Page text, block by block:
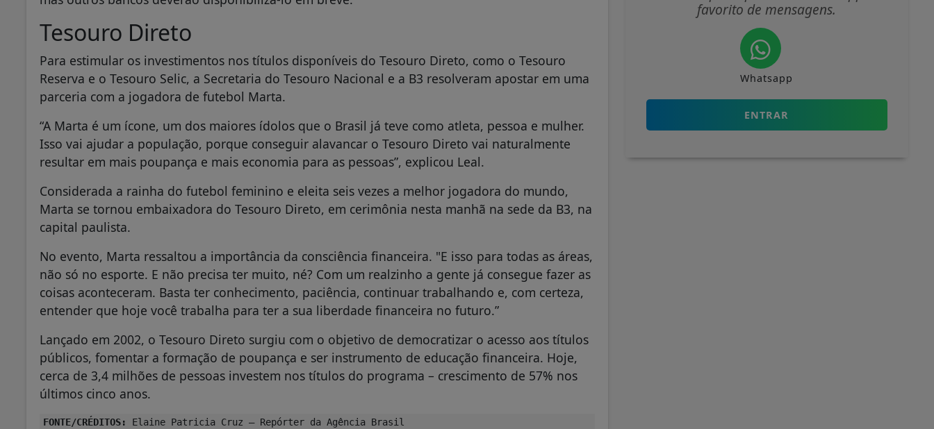
Tesouro Direto
Para estimular os investimentos nos títulos disponíveis do Tesouro Direto, como o Tesouro
Reserva e o Tesouro Selic, a Secretaria do Tesouro Nacional e a B3 resolveram apostar em uma
parceria com a jogadora de futebol Marta.
“A Marta é um ícone, um dos maiores ídolos que o Brasil já teve como atleta, pessoa e mulher.
Isso vai ajudar a população, porque conseguir alavancar o Tesouro Direto vai naturalmente
resultar em mais poupança e mais economia para as pessoas”, explicou Leal.
Considerada a rainha do futebol feminino e eleita seis vezes a melhor jogadora do mundo,
Marta se tornou embaixadora do Tesouro Direto, em cerimônia nesta manhã na sede da B3, na
capital paulista.
No evento, Marta ressaltou a importância da consciência financeira. "E isso para todas as áreas,
não só no esporte. E não precisa ter muito, né? Com um realzinho a gente já consegue fazer as
coisas aconteceram. Basta ter conhecimento, paciência, continuar trabalhando e, com certeza,
entender que hoje você trabalha para ter a sua liberdade financeira no futuro.”
Lançado em 2002, o Tesouro Direto surgiu com o objetivo de democratizar o acesso aos títulos
públicos, fomentar a formação de poupança e ser instrumento de educação financeira. Hoje,
cerca de 3,4 milhões de pessoas investem nos títulos do programa – crescimento de 57% nos
últimos cinco anos.
FONTE/CRÉDITOS: Elaine Patricia Cruz – Repórter da Agência Brasil
favorito de mensagens.
Whatsapp
ENTRAR